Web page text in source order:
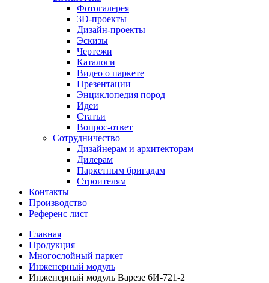
Фотогалерея
3D-проекты
Дизайн-проекты
Эскизы
Чертежи
Каталоги
Видео о паркете
Презентации
Энциклопедия пород
Идеи
Статьи
Вопрос-ответ
Сотрудничество
Дизайнерам и архитекторам
Дилерам
Паркетным бригадам
Строителям
Контакты
Производство
Референс лист
Главная
Продукция
Многослойный паркет
Инженерный модуль
Инженерный модуль Варезе 6И-721-2